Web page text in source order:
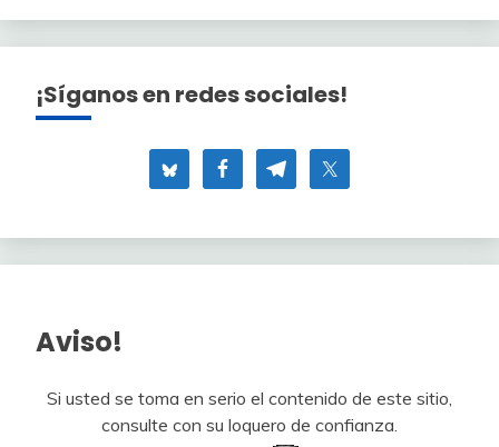
¡Síganos en redes sociales!
Aviso!
Si usted se toma en serio el contenido de este sitio,
consulte con su loquero de confianza.